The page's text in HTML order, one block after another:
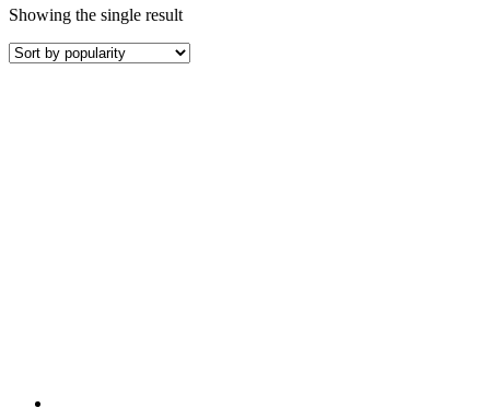
Showing the single result